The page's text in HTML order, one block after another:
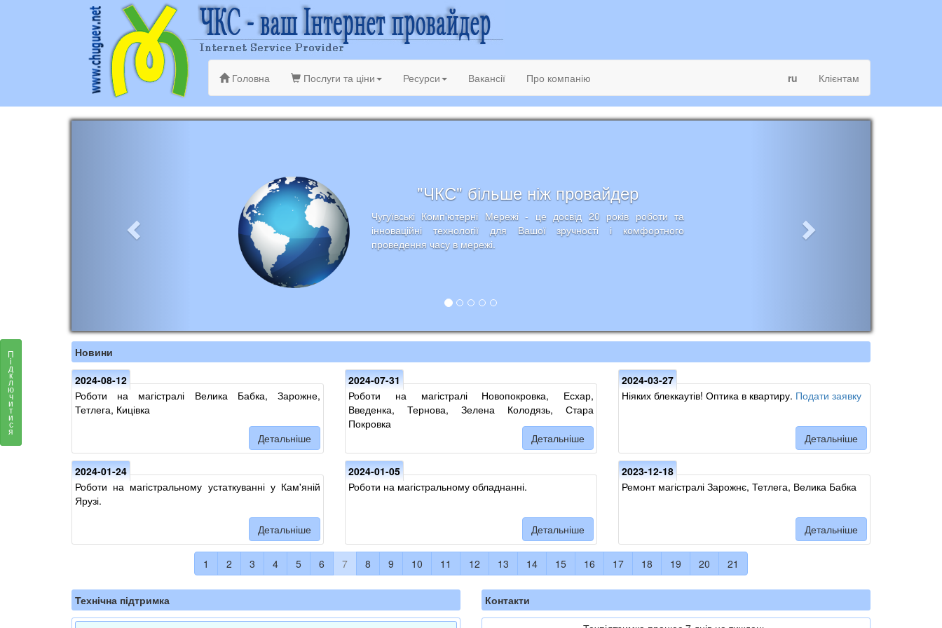
Головна Послуги та ціни Ресурси Вакансії Про компанію ru Клієнтам
"ЧКС" більше ніж провайдер
Чугуївські Комп'ютерні Мережі - це досвід 20 років роботи та
інноваційні технології для Вашої зручності і комфортного
проведення часу в мережі.
Новини
2024-08-12
Роботи на магістралі Велика Бабка, Зарожне,
Тетлега, Кицівка
Детальніше
2024-07-31
Роботи на магістралі Новопокровка, Есхар,
Введенка, Тернова, Зелена Колодязь, Стара
Покровка
Детальніше
2024-03-27
Ніяких блеккаутів! Оптика в квартиру. Подати заявку
Детальніше
2024-01-24
Роботи на магістральному устаткуванні у Кам'яній
Ярузі.
Детальніше
2024-01-05
Роботи на магістральному обладнанні.
Детальніше
2023-12-18
Ремонт магістралі Зарожнє, Тетлега, Велика Бабка
Детальніше
1 2 3 4 5 6 7 8 9 10 11 12 13 14 15 16 17 18 19 20 21
Технічна підтримка
Контакти
П
і
д
к
л
ю
ч
и
т
и
с
я